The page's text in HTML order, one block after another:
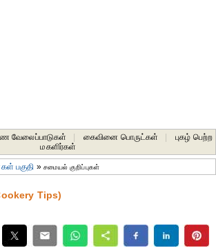
வேலைப்பாடுகள் கைவினை பொருட்கள்
புகழ் பெற்ற
மகளிர்கள்
பகுதி »சமையல் குறிப்புகள்
Tips)